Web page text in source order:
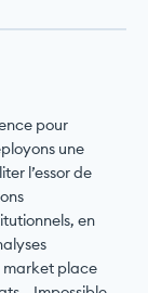
pour
une
l’essor de
en
market place